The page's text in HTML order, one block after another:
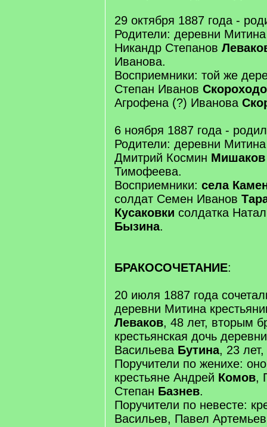
29 октября 1887 года -
Родители: деревни Митина
Никандр Степанов
Иванова.
Восприемники: той же
Степан Иванов
Агрофена (?) Иванова
6 ноября 1887 года -
Родители: деревни
Дмитрий Космин Мишаков
Тимофеева.
Восприемники: села
солдат Семен Иванов
Кусаковки солдатка
Бызина.
БРАКОСОЧЕТАНИЕ:
20 июля 1887 года
деревни Митина
Леваков, 48 лет, вторым
крестьянская дочь
Васильева Бутина, 23
Поручители по женихе:
крестьяне Андрей Комов,
Степан Базнев.
Поручители по невесте:
Васильев, Павел